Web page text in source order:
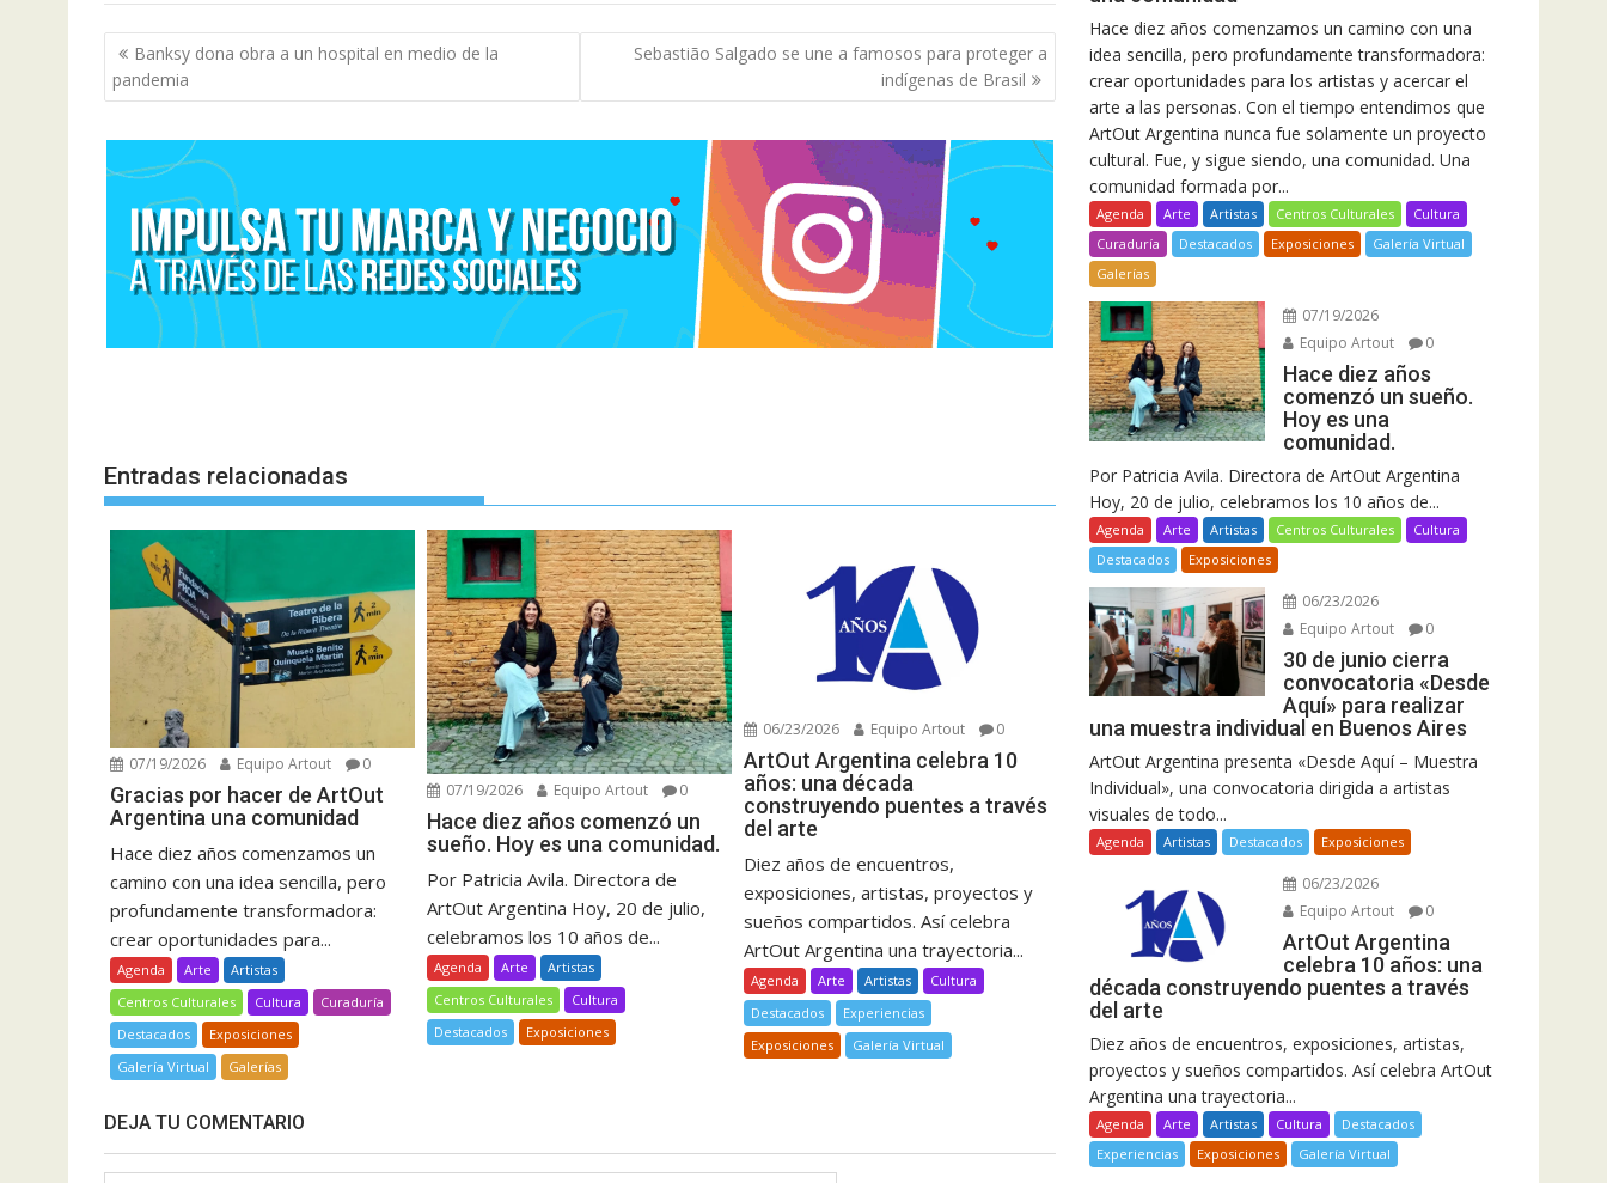
Navegación
de
entradas
Banksy dona obra a un hospital en medio de la
pandemia
Sebastião Salgado se une a famosos para proteger a
indígenas de Brasil
Entradas relacionadas
07/19/2026 Equipo Artout 0
Gracias por hacer de ArtOut
Argentina una comunidad
Hace diez años comenzamos un
camino con una idea sencilla, pero
profundamente transformadora:
crear oportunidades para...
Agenda Arte
Artistas
Centros Culturales
Cultura
Curaduría
Destacados
Exposiciones
Galería Virtual
Galerías
07/19/2026 Equipo Artout 0
Hace diez años comenzó un
sueño. Hoy es una comunidad.
Por Patricia Avila. Directora de
ArtOut Argentina Hoy, 20 de julio,
celebramos los 10 años de...
Agenda Arte
Artistas
Centros Culturales
Cultura
Destacados
Exposiciones
06/23/2026 Equipo Artout 0
ArtOut Argentina celebra 10
años: una década
construyendo puentes a través
del arte
Diez años de encuentros,
exposiciones, artistas, proyectos y
sueños compartidos. Así celebra
ArtOut Argentina una trayectoria...
Agenda Arte Artistas
Cultura
Destacados
Experiencias
Exposiciones
Galería Virtual
DEJA TU COMENTARIO
Hace diez años comenzamos un camino con una
idea sencilla, pero profundamente transformadora:
crear oportunidades para los artistas y acercar el
arte a las personas. Con el tiempo entendimos que
ArtOut Argentina nunca fue solamente un proyecto
cultural. Fue, y sigue siendo, una comunidad. Una
comunidad formada por...
Agenda Arte Artistas Centros Culturales
Cultura
Curaduría
Destacados Exposiciones
Galería Virtual
Galerías
07/19/2026
Equipo Artout
0
Hace diez años
comenzó un sueño.
Hoy es una
comunidad.
Por Patricia Avila. Directora de ArtOut Argentina
Hoy, 20 de julio, celebramos los 10 años de...
Agenda Arte Artistas Centros Culturales
Cultura
Destacados
Exposiciones
06/23/2026
Equipo Artout
0
30 de junio cierra
convocatoria «Desde
Aquí» para realizar
una muestra individual en Buenos Aires
ArtOut Argentina presenta «Desde Aquí – Muestra
Individual», una convocatoria dirigida a artistas
visuales de todo...
Agenda Artistas Destacados Exposiciones
06/23/2026
Equipo Artout
0
ArtOut Argentina
celebra 10 años: una
década construyendo puentes a través
del arte
Diez años de encuentros, exposiciones, artistas,
proyectos y sueños compartidos. Así celebra ArtOut
Argentina una trayectoria...
Agenda Arte Artistas Cultura
Destacados
Experiencias
Exposiciones Galería Virtual